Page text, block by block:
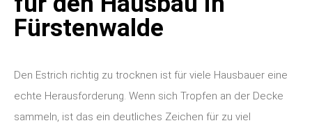
Fürstenwalde
Den Estrich richtig zu trocknen ist für viele Hausbauer eine
echte Herausforderung. Wenn sich Tropfen an der Decke
sammeln, ist das ein deutliches Zeichen für zu viel